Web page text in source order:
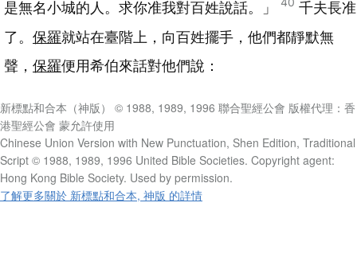
是無名小城的人。求你准我對百姓說話。」
千夫長准
了。 保羅就站在臺階上，向百姓擺手，他們都靜默無
聲， 保羅便用希伯來話對他們說：
新標點和合本（神版） © 1988, 1989, 1996 聯合聖經公會 版權代理：香
港聖經公會 蒙允許使用
Chinese Union Version with New Punctuation, Shen Edition, Traditional
Script © 1988, 1989, 1996 United Bible Societies. Copyright agent:
Hong Kong Bible Society. Used by permission.
了解更多關於 新標點和合本, 神版 的詳情